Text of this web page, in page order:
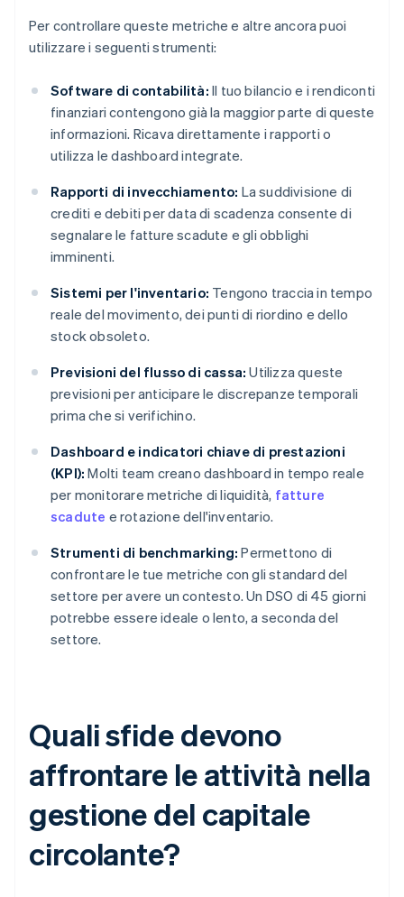
Per controllare queste metriche e altre ancora puoi
utilizzare i seguenti strumenti:
Software di contabilità: Il tuo bilancio e i rendiconti
finanziari contengono già la maggior parte di queste
informazioni. Ricava direttamente i rapporti o
utilizza le dashboard integrate.
Rapporti di invecchiamento: La suddivisione di
crediti e debiti per data di scadenza consente di
segnalare le fatture scadute e gli obblighi
imminenti.
Sistemi per l'inventario: Tengono traccia in tempo
reale del movimento, dei punti di riordino e dello
stock obsoleto.
Previsioni del flusso di cassa: Utilizza queste
previsioni per anticipare le discrepanze temporali
prima che si verifichino.
Dashboard e indicatori chiave di prestazioni
(KPI): Molti team creano dashboard in tempo reale
per monitorare metriche di liquidità, fatture
scadute e rotazione dell'inventario.
Strumenti di benchmarking: Permettono di
confrontare le tue metriche con gli standard del
settore per avere un contesto. Un DSO di 45 giorni
potrebbe essere ideale o lento, a seconda del
settore.
Quali sfide devono
affrontare le attività nella
gestione del capitale
circolante?